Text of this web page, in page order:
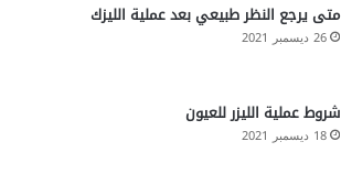
متى يرجع النظر طبيعي بعد عملية الليزك
26 ديسمبر 2021
شروط عملية الليزر للعيون
18 ديسمبر 2021